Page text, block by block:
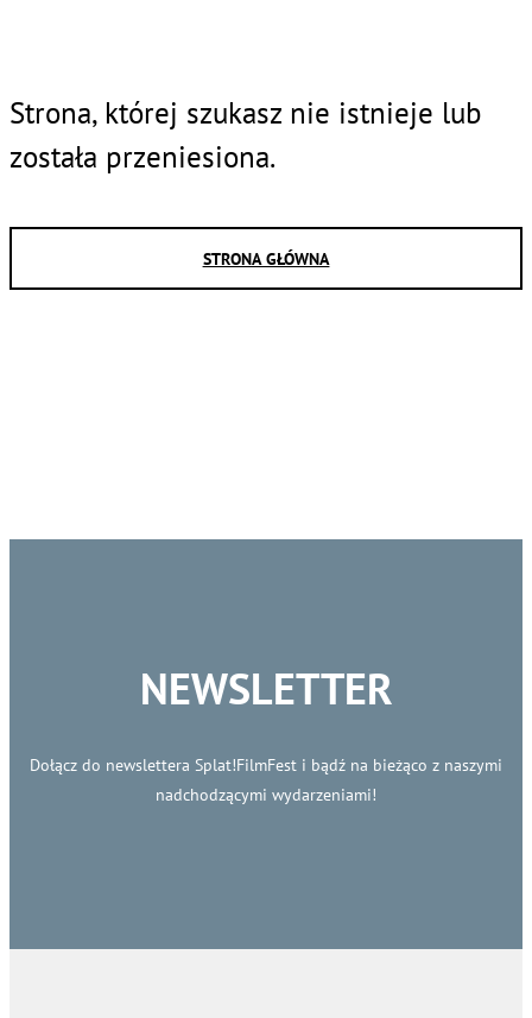
Strona, której szukasz nie istnieje lub
została przeniesiona.
STRONA GŁÓWNA
NEWSLETTER
Dołącz do newslettera Splat!FilmFest i bądź na bieżąco z naszymi
nadchodzącymi wydarzeniami!